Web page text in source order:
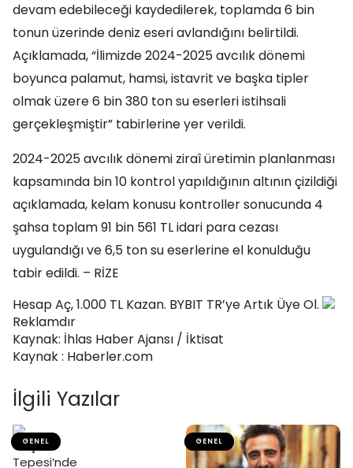
devam edebileceği kaydedilerek, toplamda 6 bin
tonun üzerinde deniz eseri avlandığını belirtildi.
Açıklamada, “İlimizde 2024-2025 avcılık dönemi
boyunca palamut, hamsi, istavrit ve başka tipler
olmak üzere 6 bin 380 ton su eserleri istihsali
gerçekleşmiştir” tabirlerine yer verildi.
2024-2025 avcılık dönemi ziraî üretimin planlanması
kapsamında bin 10 kontrol yapıldığının altının çizildiği
açıklamada, kelam konusu kontroller sonucunda 4
şahsa toplam 91 bin 561 TL idari para cezası
uygulandığı ve 6,5 ton su eserlerine el konulduğu
tabir edildi. – RİZE
Hesap Aç, 1.000 TL Kazan. BYBIT TR’ye Artık Üye Ol.
Reklamdır
Kaynak: İhlas Haber Ajansı / İktisat
Kaynak : Haberler.com
İlgili Yazılar
GENEL GENEL